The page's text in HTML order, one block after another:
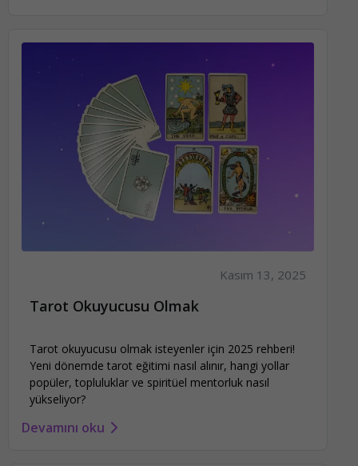
Kasım 13, 2025
Tarot Okuyucusu Olmak
Tarot okuyucusu olmak isteyenler için 2025 rehberi!
Yeni dönemde tarot eğitimi nasıl alınır, hangi yollar
popüler, topluluklar ve spiritüel mentorluk nasıl
yükseliyor?
Devamını oku